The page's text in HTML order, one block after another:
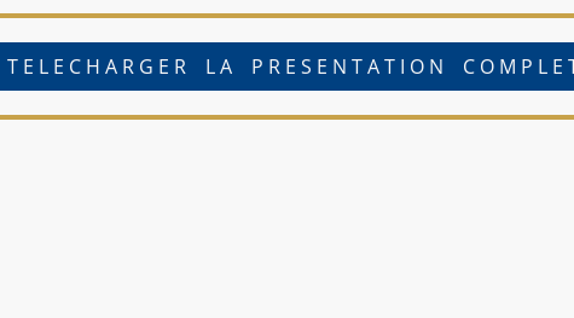
T E L E C H A R G E R L A P R E S E N T A T I O N C O M P L